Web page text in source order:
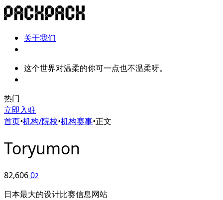
关于我们
这个世界对温柔的你可一点也不温柔呀。
热门
立即入驻
首页•机构/院校•机构赛事•正文
Toryumon
82,60602
日本最大的设计比赛信息网站